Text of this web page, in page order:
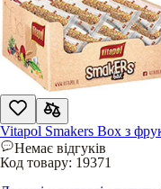
Vitapol Smakers Box з
Немає відгуків
Код товару: 19371